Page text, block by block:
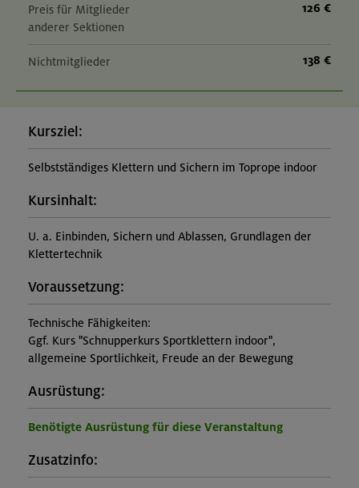
Preis für Mitglieder
anderer Sektionen
126 €
Nichtmitglieder 138 €
Kursziel:
Selbstständiges Klettern und Sichern im Toprope indoor
Kursinhalt:
U. a. Einbinden, Sichern und Ablassen, Grundlagen der
Klettertechnik
Voraussetzung:
Technische Fähigkeiten:
Ggf. Kurs "Schnupperkurs Sportklettern indoor",
allgemeine Sportlichkeit, Freude an der Bewegung
Ausrüstung:
Benötigte Ausrüstung für diese Veranstaltung
Zusatzinfo: